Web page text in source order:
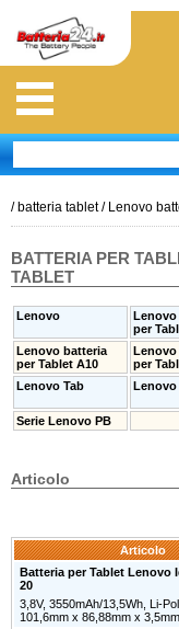
/ batteria tablet/ Lenovo
BATTERIA PER
TABLET
Lenovo
Lenovo
per
Lenovo batteria
per Tablet A10
Lenovo
per
Lenovo Tab
Lenovo
Serie Lenovo PB
Articolo
Articolo
Batteria per Tablet Lenovo
20
3,8V, 3550mAh/13,5Wh, Li-
101,6mm x 86,88mm x 3,5mm